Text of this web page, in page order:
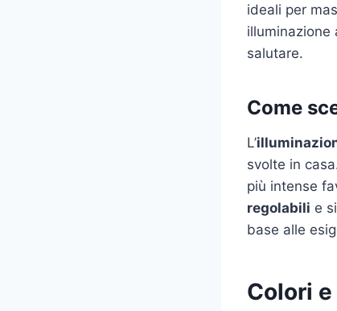
ideali per
illuminazione
salutare.
Come
L’
svolte in
più intense
regolabili e
base alle
Colori